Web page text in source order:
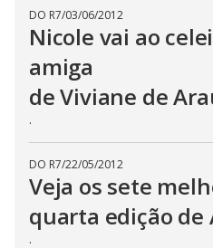
DO R7/03/06/2012
Nicole vai ao
amiga
de Viviane de
.
DO R7/22/05/2012
Veja os sete
quarta edição de
.